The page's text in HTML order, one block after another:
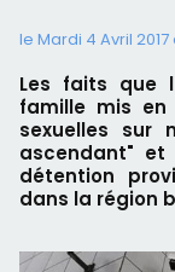
le Mardi 4 Avril 2017
Les faits que
famille mis en
sexuelles sur
ascendant" et
détention
dans la région